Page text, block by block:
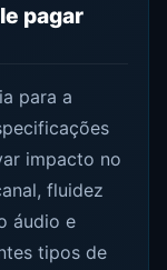
pagar
para a
impacto no
fluidez
áudio e
tipos de